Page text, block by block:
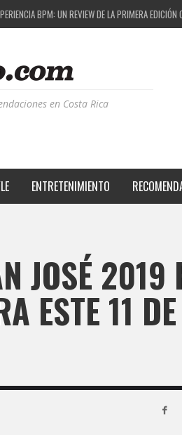
FESTIVAL: UNA COMBINACIÓN EXITOSA
EL PROYECTO QUE ESTÁ TRANSFORMANDO LA
BPM: UN REVIEW DE LA PRIMERA EDICIÓN
en Costa Rica
ENTRETENIMIENTO
JOSÉ 2019
ESTE 11 DE